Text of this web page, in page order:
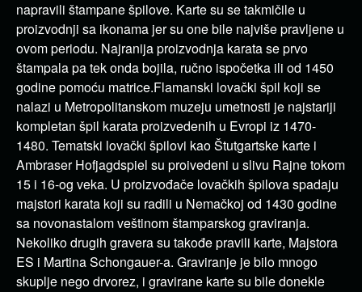
napravili štampane špilove. Karte su se takmičile u
proizvodnji sa ikonama jer su one bile najviše pravljene u
ovom periodu. Najranija proizvodnja karata se prvo
štampala pa tek onda bojila, ručno ispočetka ili od 1450
godine pomoću matrice.Flamanski lovački špil koji se
nalazi u Metropolitanskom muzeju umetnosti je najstariji
kompletan špil karata proizvedenih u Evropi iz 1470-
1480. Tematski lovački špilovi kao Štutgartske karte i
Ambraser Hofjagdspiel su proivedeni u slivu Rajne tokom
15 i 16-og veka. U proizvođače lovačkih špilova spadaju
majstori karata koji su radili u Nemačkoj od 1430 godine
sa novonastalom veštinom štamparskog graviranja.
Nekoliko drugih gravera su takođe pravili karte, Majstora
ES i Martina Schongauer-a. Graviranje je bilo mnogo
skuplje nego drvorez, i gravirane karte su bile donekle